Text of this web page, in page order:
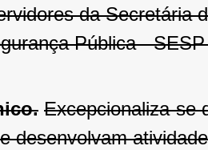
da Secretária
Pública -
Excepcionaliza-se
desenvolvam